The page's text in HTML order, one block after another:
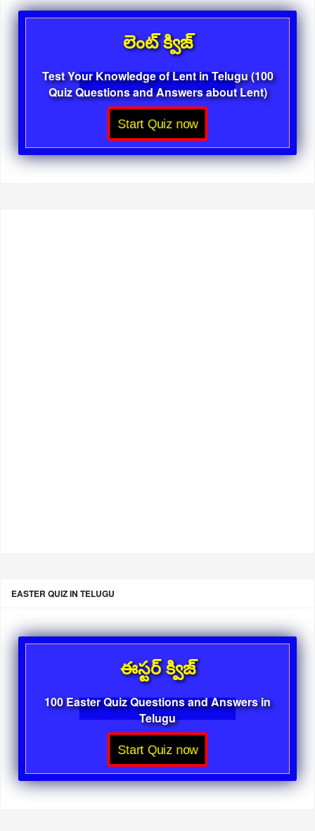
లెంట్ క్విజ్
Test Your Knowledge of Lent in Telugu (100
Quiz Questions and Answers about Lent)
Start Quiz now
EASTER QUIZ IN TELUGU
ఈస్టర్ క్విజ్
100 Easter Quiz Questions and Answers in
Telugu
Start Quiz now